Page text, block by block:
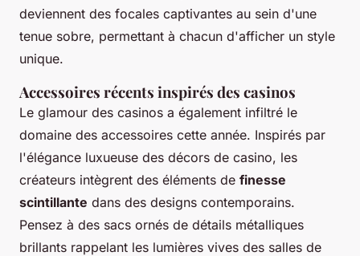
deviennent des focales captivantes au sein d'une
tenue sobre, permettant à chacun d'afficher un style
unique.
Accessoires récents inspirés des casinos
Le glamour des casinos a également infiltré le
domaine des accessoires cette année. Inspirés par
l'élégance luxueuse des décors de casino, les
créateurs intègrent des éléments de finesse
scintillante dans des designs contemporains.
Pensez à des sacs ornés de détails métalliques
brillants rappelant les lumières vives des salles de